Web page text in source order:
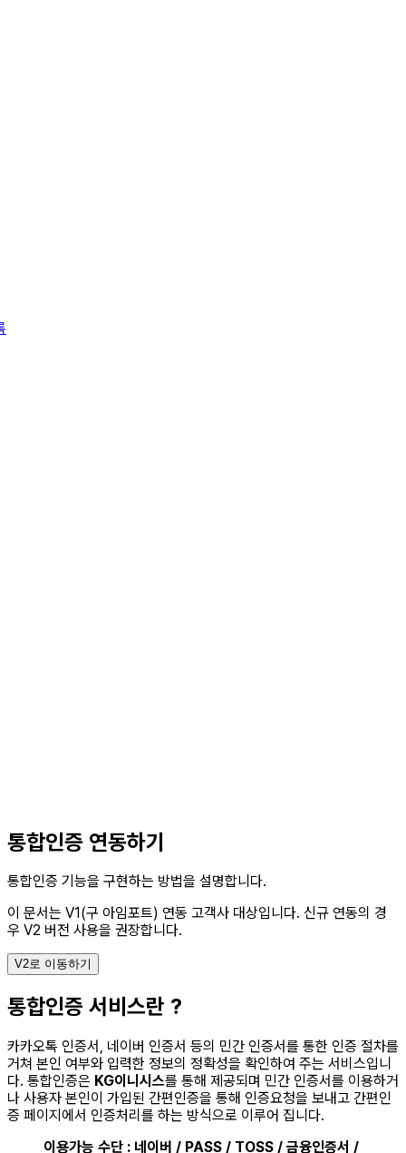
통합인증 연동하기
통합인증 기능을 구현하는 방법을 설명합니다.
이 문서는 V1(구 아임포트) 연동 고객사 대상입니다. 신규 연동의 경
우 V2 버전 사용을 권장합니다.
V2로 이동하기
통합인증 서비스란 ?
카카오톡 인증서, 네이버 인증서 등의 민간 인증서를 통한 인증 절차를
거쳐 본인 여부와 입력한 정보의 정확성을 확인하여 주는 서비스입니
다. 통합인증은 KG이니시스를 통해 제공되며 민간 인증서를 이용하거
나 사용자 본인이 가입된 간편인증을 통해 인증요청을 보내고 간편인
증 페이지에서 인증처리를 하는 방식으로 이루어 집니다.
이용가능 수단 : 네이버 / PASS / TOSS / 금융인증서 /